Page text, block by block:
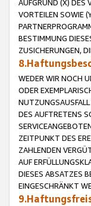
AUFGRUND (X) DES
VORTEILEN SOWIE
BESTIMMUNG
ZUSICHERUNGEN,
WEDER WIR NOCH
ODER
DES AUFTRETENS
ZEITPUNKT DES
ZAHLENDEN
AUF
DIESES ABSATZES
EINGESCHRÄNKT